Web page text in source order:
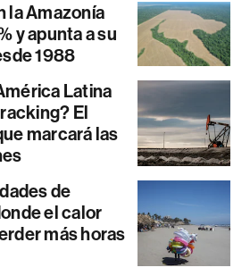
la Amazonía
y apunta a su
1988
Latina
El
marcará las
de
el calor
más horas